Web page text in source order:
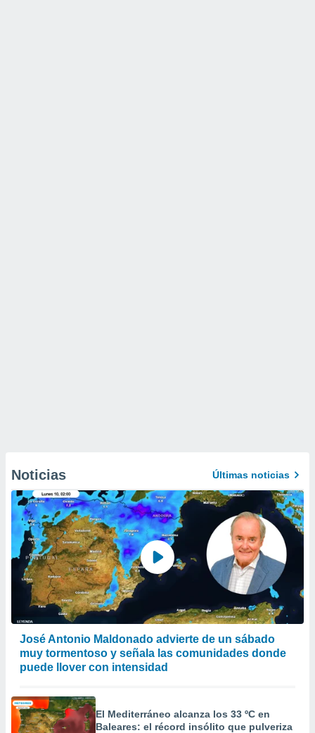
Noticias Últimas noticias
José Antonio Maldonado advierte de un sábado
muy tormentoso y señala las comunidades donde
puede llover con intensidad
El Mediterráneo alcanza los 33 ºC en
Baleares: el récord insólito que pulveriza